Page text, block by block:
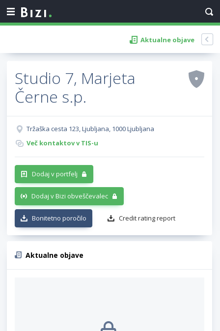
Aktualne objave
Studio 7, Marjeta
Černe s.p.
Tržaška cesta 123, Ljubljana, 1000 Ljubljana
Več kontaktov v TIS-u
Dodaj v portfelj
Dodaj v Bizi obveščevalec
Bonitetno poročilo Credit rating report
Aktualne objave